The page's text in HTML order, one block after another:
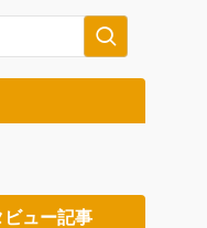
ュー記事